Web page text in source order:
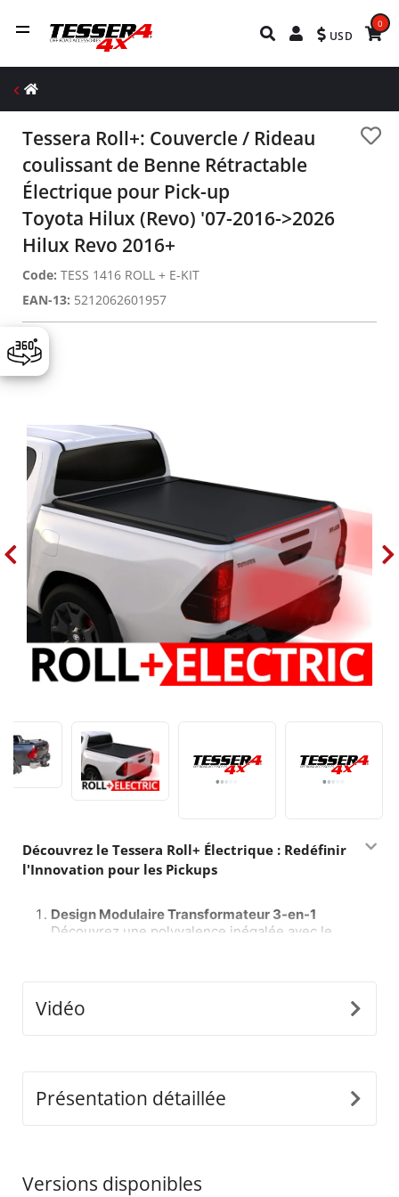
USD
0
Tessera Roll+: Couvercle / Rideau
coulissant de Benne Rétractable
Électrique pour Pick-up
Toyota Hilux (Revo) '07-2016->2026
Hilux Revo 2016+
Code: TESS 1416 ROLL + E-KIT
EAN-13: 5212062601957
Découvrez le Tessera Roll+ Électrique : Redéfinir
l'Innovation pour les Pickups
Design Modulaire Transformateur 3-en-1
Découvrez une polyvalence inégalée avec le
électrique, et vice versa, sans avoir à remplacer
le système complet. Installez simplement notre
alimenté par intelligence artificielle. Ce système
Vidéo
Présentation détaillée
Versions disponibles